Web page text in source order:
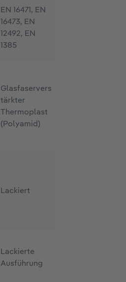
EN 16471, EN
16473, EN
12492, EN
1385
Glasfaservers
tärkter
Thermoplast
(Polyamid)
Lackiert
Lackierte
Ausführung